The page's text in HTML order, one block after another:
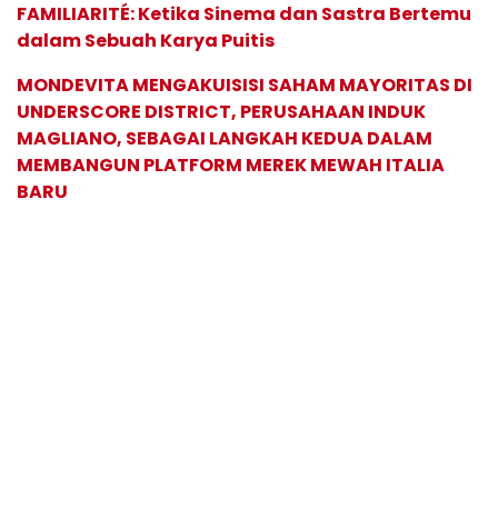
FAMILIARITÉ: Ketika Sinema dan Sastra Bertemu
dalam Sebuah Karya Puitis
MONDEVITA MENGAKUISISI SAHAM MAYORITAS DI
UNDERSCORE DISTRICT, PERUSAHAAN INDUK
MAGLIANO, SEBAGAI LANGKAH KEDUA DALAM
MEMBANGUN PLATFORM MEREK MEWAH ITALIA
BARU